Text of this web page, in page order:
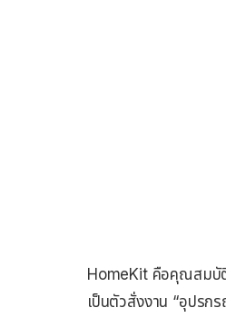
HomeKit คือคุณสมบัติ
เป็นตัวสั่งงาน “อุปรก